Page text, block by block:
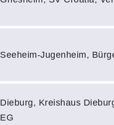
Seeheim-Jugenheim,
Dieburg, Kreishaus
EG